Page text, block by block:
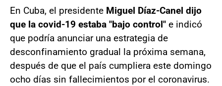
En Cuba, el presidente Miguel Díaz-Canel dijo
que la covid-19 estaba "bajo control" e indicó
que podría anunciar una estrategia de
desconfinamiento gradual la próxima semana,
después de que el país cumpliera este domingo
ocho días sin fallecimientos por el coronavirus.